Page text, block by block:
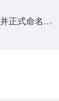
2015年4月28日，经教育部批准转设为民办普通本科高校，并正式命名为“im电竞手机版app下载”。2015年5月8日，时任湖北省副省长郭生练莅临我校新校区视察指导工作。2015年5月29日，我校校董会委任林倩丽为学校校监，全权负责组建校级管理团队。2015年9月18日，澳大利亚纽卡斯尔大学副校长Mrs. Winnie Eley一行莅临我校大学城校区考察交流。2015年12月13日，腾讯众创空间/im电竞手机版app下载创业基地落户我校